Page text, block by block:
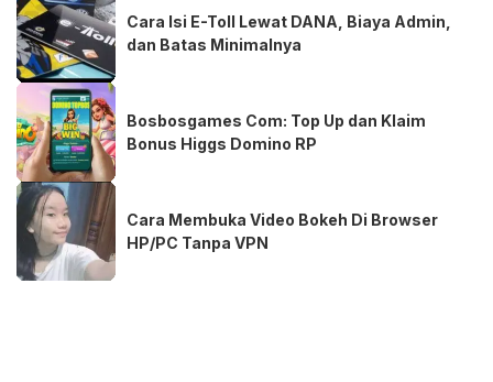
Cara Isi E-Toll Lewat DANA, Biaya Admin,
dan Batas Minimalnya
Bosbosgames Com: Top Up dan Klaim
Bonus Higgs Domino RP
Cara Membuka Video Bokeh Di Browser
HP/PC Tanpa VPN